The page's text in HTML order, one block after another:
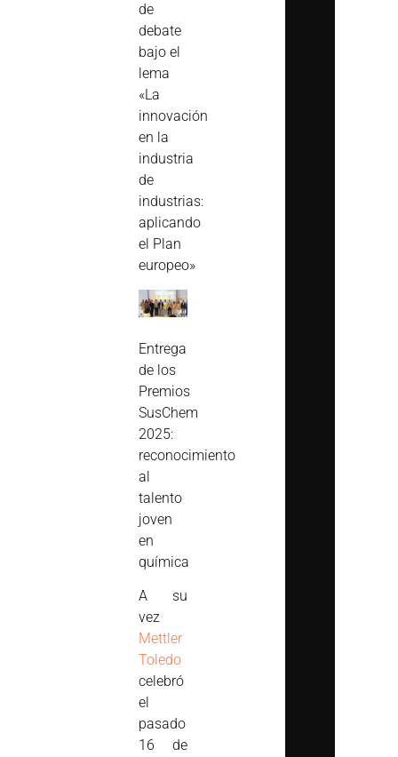
de
debate
bajo el
lema
«La
innovación
en la
industria
de
industrias:
aplicando
el Plan
europeo»
Entrega
de los
Premios
SusChem
2025:
reconocimiento
al
talento
joven
en
química
A su
vez
Mettler
Toledo
celebró
el
pasado
16 de